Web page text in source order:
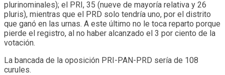
plurinominales); el PRI, 35 (nueve de mayoría relativa y 26
pluris), mientras que el PRD solo tendría uno, por el distrito
que ganó en las urnas. A este último no le toca reparto porque
pierde el registro, al no haber alcanzado el 3 por ciento de la
votación.
La bancada de la oposición PRI-PAN-PRD sería de 108
curules.